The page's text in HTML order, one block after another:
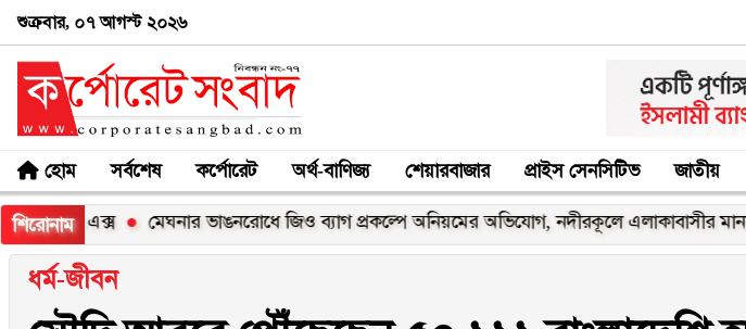
শুক্রবার, ০৭ আগস্ট ২০২৬
হোম সর্বশেষ কর্পোরেট অর্থ-বাণিজ্য শেয়ারবাজার প্রাইস সেনসিটিভ জাতীয়
শিরোনাম মেঘনার ভাঙনরোধে জিও ব্যাগ প্রকল্পে অনিয়মের অভিযোগ, নদীরকূলে এলাকাবাসীর মানববন্ধন
ধর্ম-জীবন